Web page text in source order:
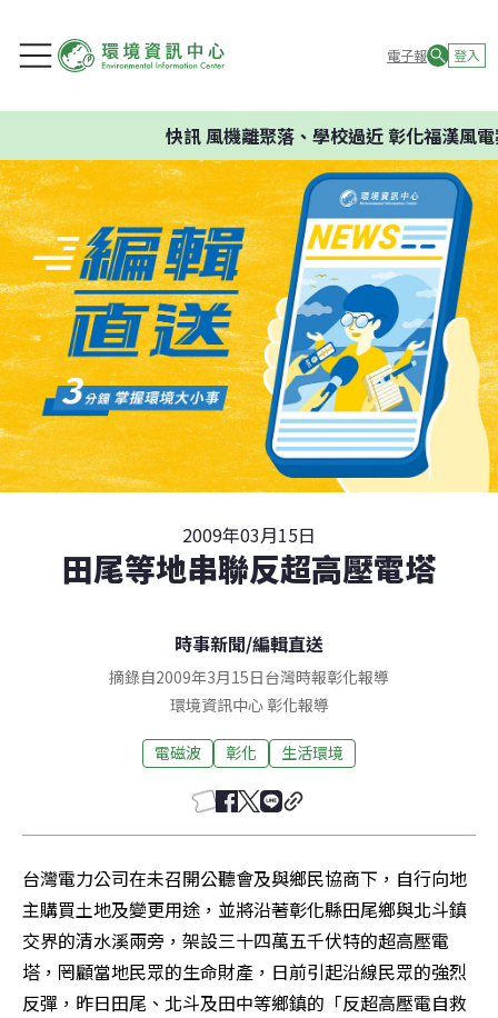
電子報 登入
快訊風機離聚落、學校過近 彰化福漢風電
2009年03月15日
田尾等地串聯反超高壓電塔
時事新聞/編輯直送
摘錄自2009年3月15日台灣時報彰化報導
環境資訊中心 彰化報導
電磁波 彰化 生活環境
台灣電力公司在未召開公聽會及與鄉民協商下，自行向地
主購買土地及變更用途，並將沿著彰化縣田尾鄉與北斗鎮
交界的清水溪兩旁，架設三十四萬五千伏特的超高壓電
塔，罔顧當地民眾的生命財產，日前引起沿線民眾的強烈
反彈，昨日田尾、北斗及田中等鄉鎮的「反超高壓電自救